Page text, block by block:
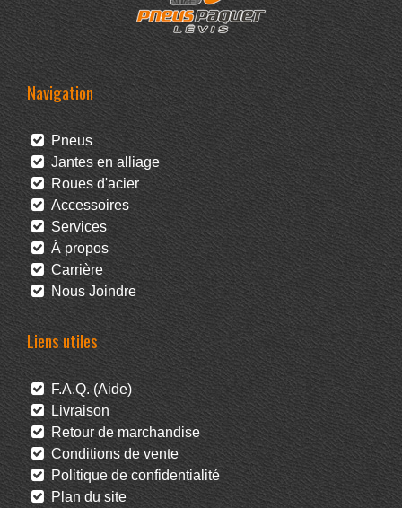
Navigation
Pneus
Jantes en alliage
Roues d'acier
Accessoires
Services
À propos
Carrière
Nous Joindre
Liens utiles
F.A.Q. (Aide)
Livraison
Retour de marchandise
Conditions de vente
Politique de confidentialité
Plan du site